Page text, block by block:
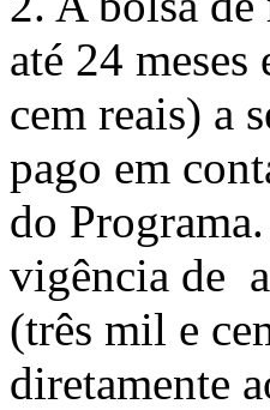
até 24
cem reais) a
pago em
do
vigência de
(três mil e
diretamente